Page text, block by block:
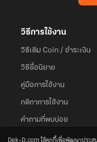
วิธีการใช้งาน
วิธีเติม Coin / ชำระเงิน
วิธีซื้อนิยาย
คู่มือการใช้งาน
กติกาการใช้งาน
คำถามที่พบบ่อย